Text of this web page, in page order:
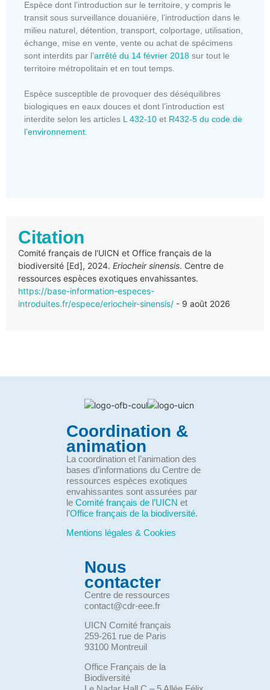
Espèce dont l’introduction sur le territoire, y compris le
transit sous surveillance douanière, l’introduction dans le
milieu naturel, détention, transport, colportage, utilisation,
échange, mise en vente, vente ou achat de spécimens
sont interdits par l’arrêté du 14 février 2018 sur tout le
territoire métropolitain et en tout temps.
Espèce susceptible de provoquer des déséquilibres
biologiques en eaux douces et dont l’introduction est
interdite selon les articles L 432-10 et R432-5 du code de
l’environnement.
Citation
Comité français de l'UICN et Office français de la
biodiversité [Ed], 2024. Eriocheir sinensis. Centre de
ressources espèces exotiques envahissantes.
https://base-information-especes-
introduites.fr/espece/eriocheir-sinensis/ - 9 août 2026
Coordination &
animation
La coordination et l’animation des
bases d’informations du Centre de
ressources espèces exotiques
envahissantes sont assurées par
le Comité français de l’UICN et
l’Office français de la biodiversité.
Mentions légales & Cookies
Nous
contacter
Centre de ressources
contact@cdr-eee.fr
UICN Comité français
259-261 rue de Paris
93100 Montreuil
Office Français de la
Biodiversité